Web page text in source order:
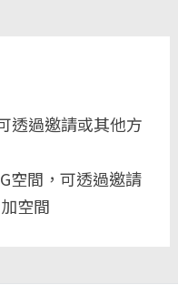
透過邀請或其他方
空間，可透過邀請
空間